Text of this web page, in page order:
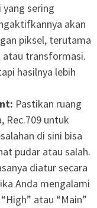
yang sering
akan
piksel, terutama
atau transformasi.
hasilnya lebih
Pastikan ruang
Rec.709 untuk
di sini bisa
pudar atau salah.
diatur secara
Anda mengalami
atau “Main”